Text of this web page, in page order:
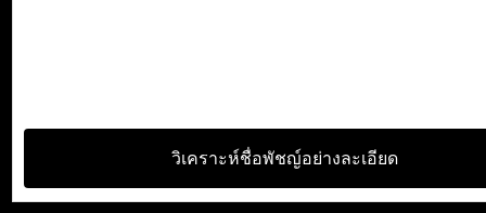
วิเคราะห์ชื่อพัชญ์อย่างละเอียด